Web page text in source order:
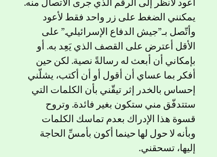
أعود لأنظر إلى الرقم الذي جرى الاتصال منه.
يمكنني الضغط على زر واحد فقط لأعود
وأتّصل بـ”جيش الدفاع الإسرائيلي.” على
الأقل أعترض على القصف الذي يَعِد به. أو
بإمكاني أن أبعث له رسالةً نصية. لكن حين
أفكر بما عساي أن أقول أو أن أكتب، يشلّني
إحساس بالخدر إثر تيقّني بأن الكلمات التي
ستتدفّق مني ستكون بغير فائدة. وتروح
قسوة هذا الإدراك بعدم تماسك الكلمات
وبأنه لا حول لها حينما أكون بأمسِّ الحاجة
إليها، تسحقني.